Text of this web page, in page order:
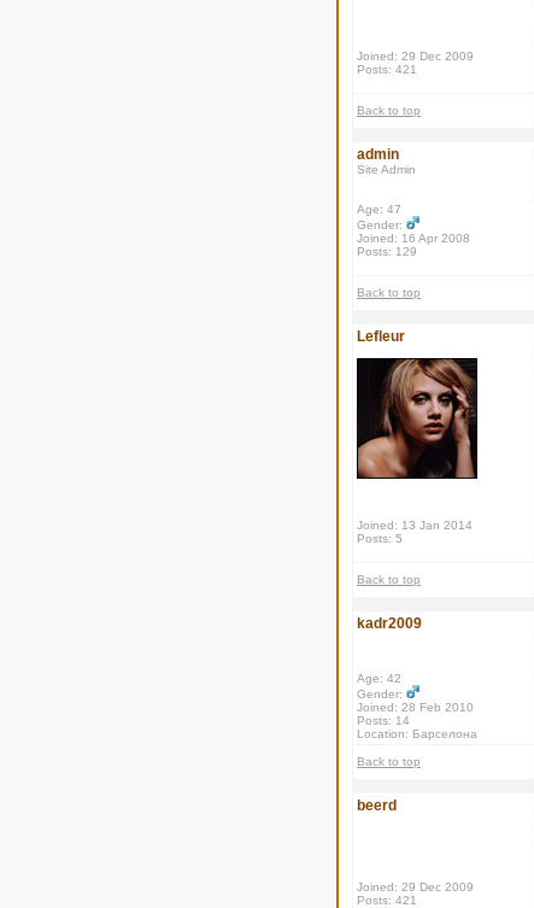
Joined: 29 Dec 2009
Posts: 421
Back to top
admin
Site Admin
Age: 47
Gender:
Joined: 16 Apr 2008
Posts: 129
Back to top
Lefleur
Joined: 13 Jan 2014
Posts: 5
Back to top
kadr2009
Age: 42
Gender:
Joined: 28 Feb 2010
Posts: 14
Location: Барселона
Back to top
beerd
Joined: 29 Dec 2009
Posts: 421